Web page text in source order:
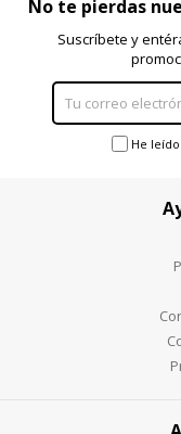
No te pierdas
Suscríbete y
He
Cookies
_evAd,
GUARDAR
Puedes volver a